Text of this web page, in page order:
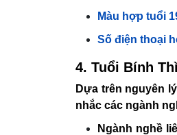
Màu hợp tuổi
Số điện thoại
4. Tuổi Bính
Dựa trên nguyên
nhắc các ngành
Ngành nghề